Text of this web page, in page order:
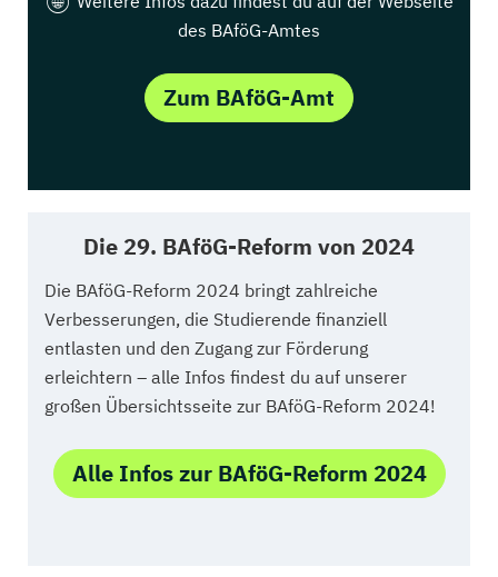
des BAföG-Amtes
Zum BAföG-Amt
Die 29. BAföG-Reform von 2024
Die BAföG-Reform 2024 bringt zahlreiche
Verbesserungen, die Studierende finanziell
entlasten und den Zugang zur Förderung
erleichtern – alle Infos findest du auf unserer
großen Übersichtsseite zur BAföG-Reform 2024!
Alle Infos zur BAföG-Reform 2024